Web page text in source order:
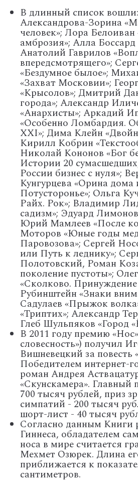
В длинный список
Александрова-Зорина
человек»; Лора
амброзия»; Алла Боссард
Анатолий Гаврилов
впередсмотрящего»;
«Бездумное былое»;
«Захват Московии»;
«Крысолов»; Дмитрий
города»; Александр
«Анархисты»; Аркадий
«Особенно Ломбардия.
XXI»; Дима Клейн
Кирилл Кобрин
Николай Кононов «Бог
Истории 20
России бизнес с нуля»;
Кунгурцева «Орина дома
Потусторонье»; Ольга
Райх. Рок»; Владимир
садизм»; Эдуард
Юрий Мамлеев «После
Моторов «Юные годы
Паровозова»; Сергей
или Путь к леднику»;
Полотовский, Роман
поколение пустоты»;
«Сколково. Принуждение
Рубинштейн «Знаки
Садулаев «Прыжок
«Триптих»; Александр
Глеб Шульпяков «Город
В 2011 году премию
словесность») получил
Вишневецкий за повесть
Победителем интернет-
роман Андрея
«Скунскамера». Главный
700 тысяч рублей, приз
симпатий - 200 тысяч
шорт-лист - 40 тысяч
Согласно данным Книги
Гиннеса, обладателем
носа в мире считается
Мехмет Озюрек. Длина
приближается к
сантиметров.